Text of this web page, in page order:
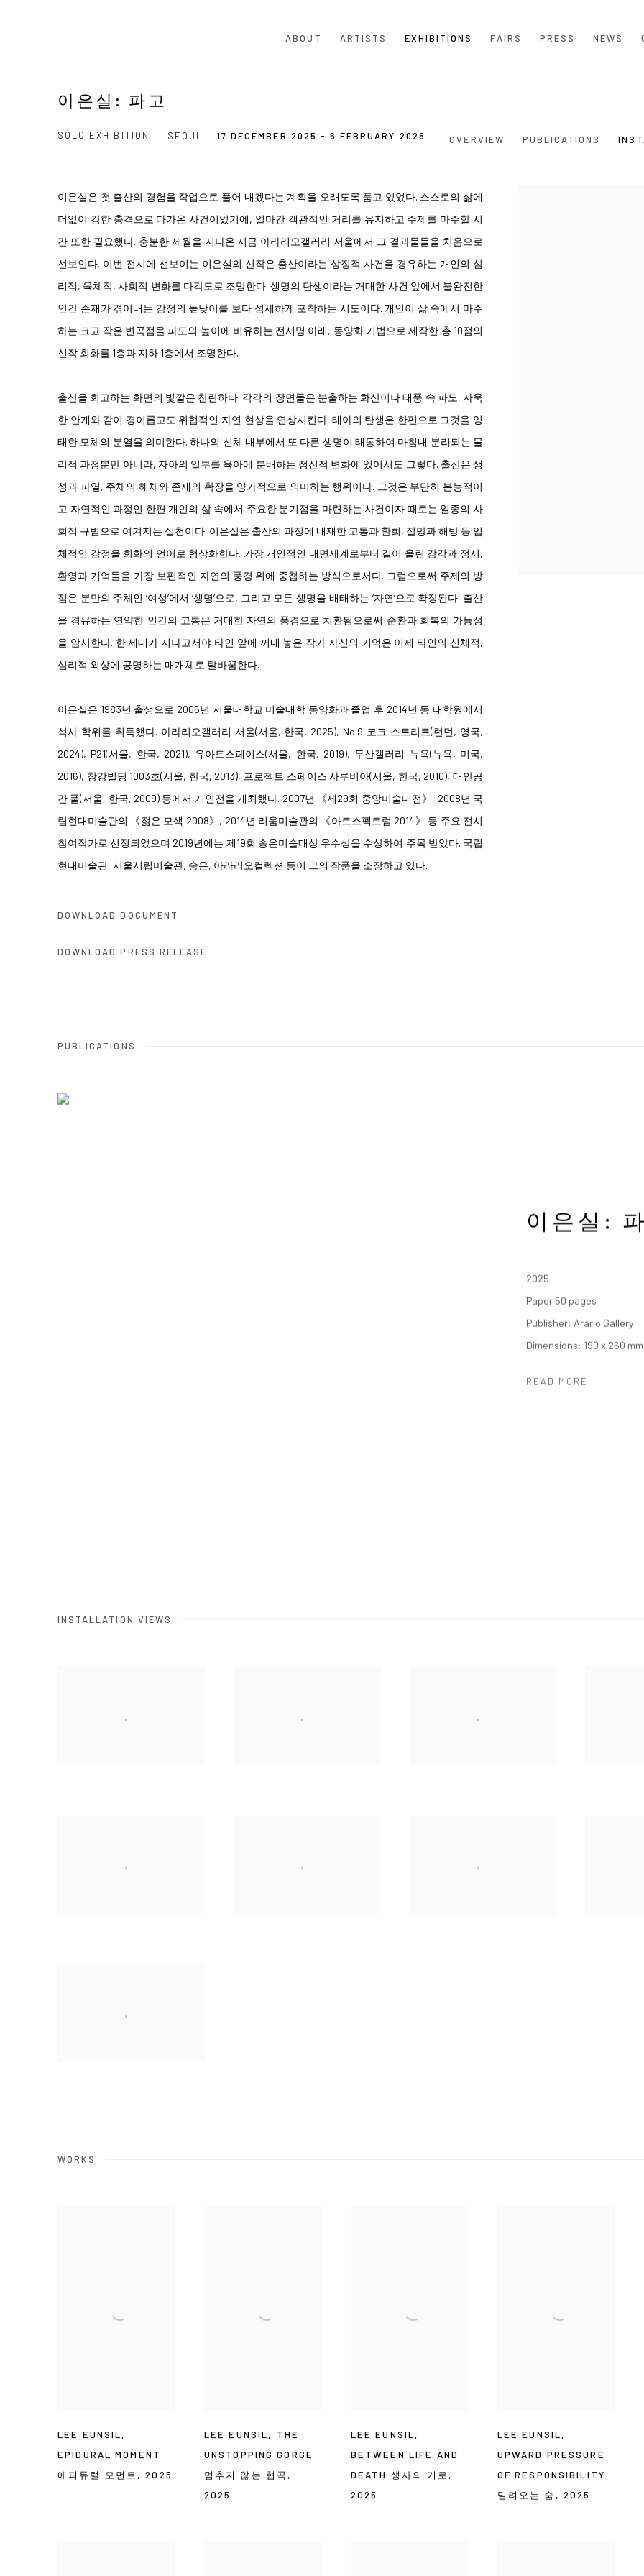
ABOUT ARTISTS EXHIBITIONS FAIRS PRESS NEWS
이은실: 파고
SOLO EXHIBITION 17 DECEMBER 2025 - 6 FEBRUARY 2026
SEOUL OVERVIEW PUBLICATIONS
이은실은 첫 출산의 경험을 작업으로 풀어 내겠다는 계획을 오래도록 품고 있었다. 스스로의 삶에
더없이 강한 충격으로 다가온 사건이었기에, 얼마간 객관적인 거리를 유지하고 주제를 마주할 시
간 또한 필요했다. 충분한 세월을 지나온 지금 아라리오갤러리 서울에서 그 결과물들을 처음으로
선보인다. 이번 전시에 선보이는 이은실의 신작은 출산이라는 상징적 사건을 경유하는 개인의 심
리적, 육체적, 사회적 변화를 다각도로 조망한다. 생명의 탄생이라는 거대한 사건 앞에서 불완전한
인간 존재가 겪어내는 감정의 높낮이를 보다 섬세하게 포착하는 시도이다. 개인이 삶 속에서 마주
하는 크고 작은 변곡점을 파도의 높이에 비유하는 전시명 아래, 동양화 기법으로 제작한 총 10점의
신작 회화를 1층과 지하 1층에서 조명한다.
출산을 회고하는 화면의 빛깔은 찬란하다. 각각의 장면들은 분출하는 화산이나 태풍 속 파도, 자욱
한 안개와 같이 경이롭고도 위협적인 자연 현상을 연상시킨다. 태아의 탄생은 한편으로 그것을 잉
태한 모체의 분열을 의미한다. 하나의 신체 내부에서 또 다른 생명이 태동하여 마침내 분리되는 물
리적 과정뿐만 아니라, 자아의 일부를 육아에 분배하는 정신적 변화에 있어서도 그렇다. 출산은 생
성과 파열, 주체의 해체와 존재의 확장을 양가적으로 의미하는 행위이다. 그것은 부단히 본능적이
고 자연적인 과정인 한편 개인의 삶 속에서 주요한 분기점을 마련하는 사건이자 때로는 일종의 사
회적 규범으로 여겨지는 실천이다. 이은실은 출산의 과정에 내재한 고통과 환희, 절망과 해방 등 입
체적인 감정을 회화의 언어로 형상화한다. 가장 개인적인 내면세계로부터 길어 올린 감각과 정서,
환영과 기억들을 가장 보편적인 자연의 풍경 위에 중첩하는 방식으로서다. 그럼으로써 주제의 방
점은 분만의 주체인 ‘여성’에서 ‘생명’으로, 그리고 모든 생명을 배태하는 ‘자연’으로 확장된다. 출산
을 경유하는 연약한 인간의 고통은 거대한 자연의 풍경으로 치환됨으로써 순환과 회복의 가능성
을 암시한다. 한 세대가 지나고서야 타인 앞에 꺼내 놓은 작가 자신의 기억은 이제 타인의 신체적,
심리적 외상에 공명하는 매개체로 탈바꿈한다.
이은실은 1983년 출생으로 2006년 서울대학교 미술대학 동양화과 졸업 후 2014년 동 대학원에서
석사 학위를 취득했다. 아라리오갤러리 서울(서울, 한국, 2025), No.9 코크 스트리트(런던, 영국,
2024), P21(서울, 한국, 2021), 유아트스페이스(서울, 한국, 2019), 두산갤러리 뉴욕(뉴욕, 미국,
2016), 창강빌딩 1003호(서울, 한국, 2013), 프로젝트 스페이스 사루비아(서울, 한국, 2010), 대안공
간 풀(서울, 한국, 2009) 등에서 개인전을 개최했다. 2007년 《제29회 중앙미술대전》, 2008년 국
립현대미술관의 《젊은 모색 2008》, 2014년 리움미술관의 《아트스펙트럼 2014》 등 주요 전시
참여작가로 선정되었으며 2019년에는 제19회 송은미술대상 우수상을 수상하여 주목 받았다. 국립
현대미술관, 서울시립미술관, 송은, 아라리오컬렉션 등이 그의 작품을 소장하고 있다.
DOWNLOAD DOCUMENT
DOWNLOAD PRESS RELEASE
PUBLICATIONS
이은실:
2025
Paper 50 pages
Publisher: Arario Gallery
Dimensions: 190 x 260 mm
READ MORE
INSTALLATION VIEWS
WORKS
LEE EUNSIL,
EPIDURAL MOMENT
에피듀럴 모먼트 ,2025
LEE EUNSIL, THE
UNSTOPPING GORGE
멈추지 않는 협곡 ,
2025
LEE EUNSIL,
BETWEEN LIFE AND
DEATH 생사의 기로 ,
2025
LEE EUNSIL,
UPWARD PRESSURE
OF RESPONSIBILITY
밀려오는 숨 , 2025